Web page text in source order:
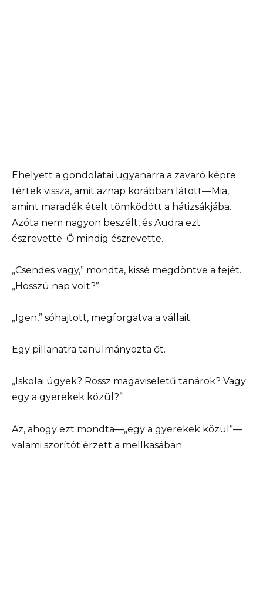
Ehelyett a gondolatai ugyanarra a zavaró képre
tértek vissza, amit aznap korábban látott—Mia,
amint maradék ételt tömködött a hátizsákjába.
Azóta nem nagyon beszélt, és Audra ezt
észrevette. Ő mindig észrevette.
„Csendes vagy,” mondta, kissé megdöntve a fejét.
„Hosszú nap volt?”
„Igen,” sóhajtott, megforgatva a vállait.
Egy pillanatra tanulmányozta őt.
„Iskolai ügyek? Rossz magaviseletű tanárok? Vagy
egy a gyerekek közül?”
Az, ahogy ezt mondta—„egy a gyerekek közül”—
valami szorítót érzett a mellkasában.